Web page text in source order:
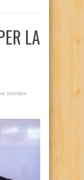
LA
stampa